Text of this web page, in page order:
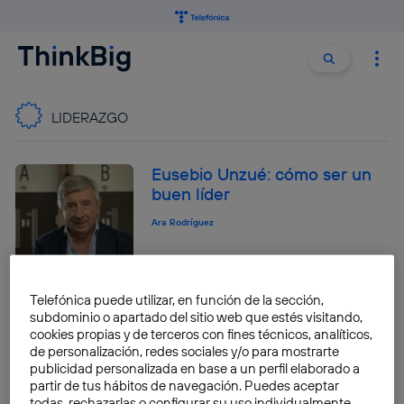
Buscar
LIDERAZGO
Eusebio Unzué: cómo ser un
buen líder
Ara Rodríguez
Igor Cortadellas: la
importancia de fomentar la
creatividad en los equipos
Ara Rodríguez
Telefónica puede utilizar, en función de la sección,
subdominio o apartado del sitio web que estés visitando,
cookies propias y de terceros con fines técnicos, analíticos,
de personalización, redes sociales y/o para mostrarte
publicidad personalizada en base a un perfil elaborado a
partir de tus hábitos de navegación. Puedes aceptar